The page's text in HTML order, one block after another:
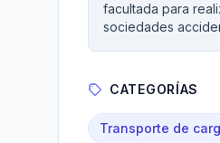
facultada para
sociedades
CATEGORÍAS
Transporte de